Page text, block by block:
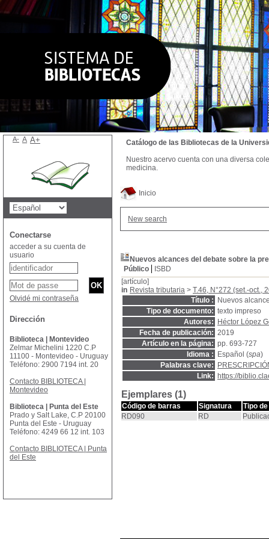
Inicio
New search
Nuevos alcances del debate sobre la
Público
ISBD
[artículo]
in Revista tributaria > T.46, N°272 (set.-oct.,
Título :
Nuevos
Tipo de documento: texto impreso
Autores:
Héctor López
Fecha de publicación: 2019
Artículo en la página: pp. 693-727
Idioma :
Español (spa)
Palabras clave:
Link:
https://
Ejemplares (1)
Código de barras Signatura
Tipo
RD090
RD
Catálogo de las Bibliotecas de la
Nuestro acervo cuenta con una diversa
medicina.
A- A A+
Conectarse
acceder a su cuenta de
usuario
Olvidé mi contraseña
Dirección
Biblioteca | Montevideo
Zelmar Michelini 1220 C.P
11100 - Montevideo - Uruguay
Teléfono: 2900 7194 int. 20
Contacto BIBLIOTECA |
Montevideo
Biblioteca | Punta del Este
Prado y Salt Lake, C.P 20100
Punta del Este - Uruguay
Teléfono: 4249 66 12 int. 103
Contacto BIBLIOTECA | Punta
del Este